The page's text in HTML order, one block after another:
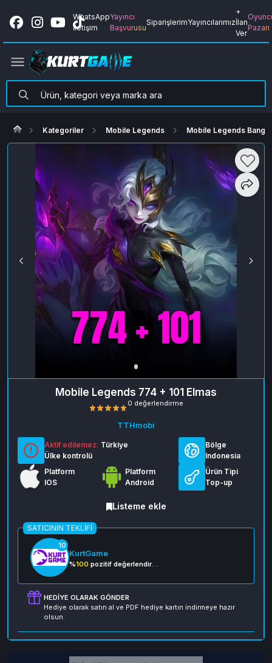
WhatsApp
İletişim
Yayıncı
Başvurusu
SiparişlerimYayıncılarımız
+
İlan
Ver
Pazarı
Kategoriler Mobile Legends Mobile Legends Bang
Mobile Legends 774 + 101 Elmas
0 değerlendirme
TTHmobi
Aktif edilemez: Türkiye
Ülke kontrolü
Bölge
Indonesia
Platform
IOS
Platform
Android
Ürün Tipi
Top-up
Listeme ekle
SATICININ TEKLIFI
10
KurtGame
%100 pozitif değerlendirme
HEDIYE OLARAK GÖNDER
Hediye olarak satın al ve PDF hediye kartın indirmeye hazır
olsun.